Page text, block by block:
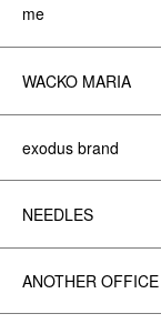
me
WACKO MARIA
exodus brand
NEEDLES
ANOTHER OFFICE